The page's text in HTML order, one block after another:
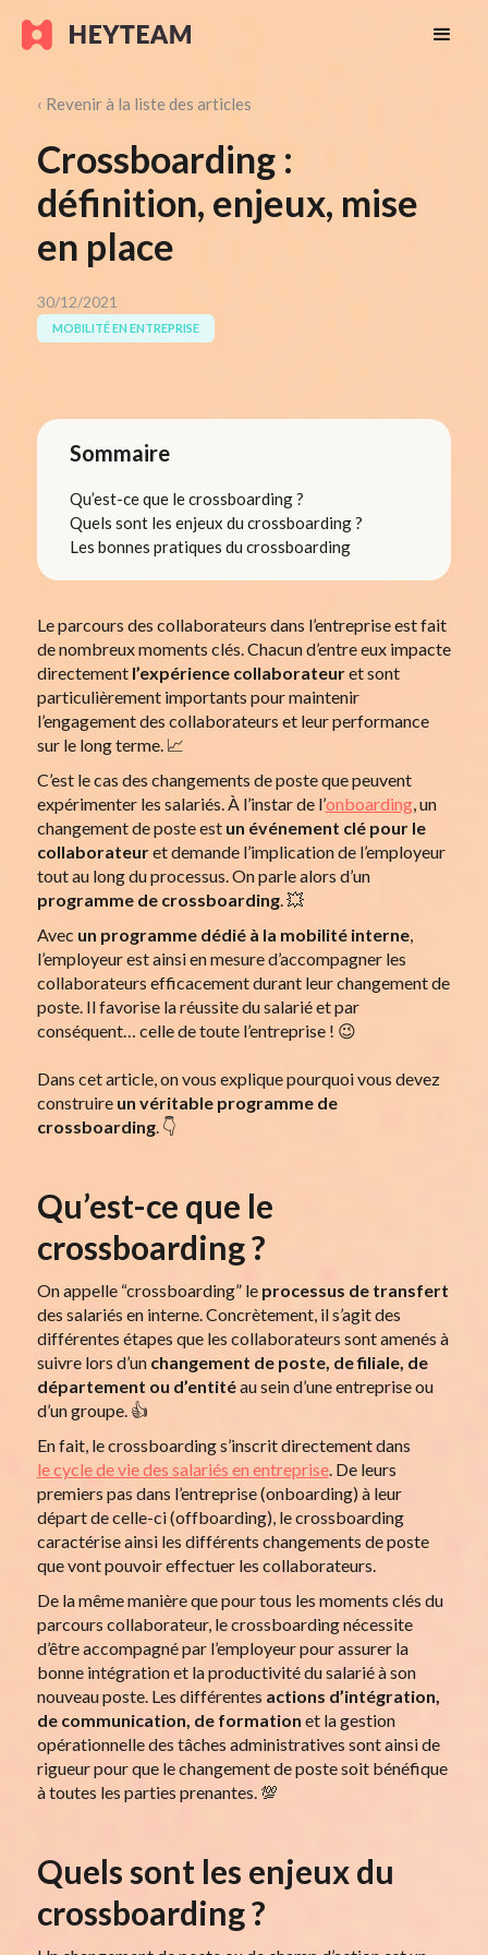
‹ Revenir à la liste des articles
Crossboarding :
définition, enjeux, mise
en place
30/12/2021
MOBILITÉ EN ENTREPRISE
Sommaire
Qu’est-ce que le crossboarding ?
Quels sont les enjeux du crossboarding ?
Les bonnes pratiques du crossboarding
Le parcours des collaborateurs dans l’entreprise est fait
de nombreux moments clés. Chacun d’entre eux impacte
directementl’expérience collaborateuret sont
particulièrement importants pour maintenir
l’engagement des collaborateurs et leur performance
sur le long terme. 📈
C’est le cas des changements de poste que peuvent
expérimenter les salariés. À l’instar de l’onboarding, un
changement de poste est un événement clé pour le
collaborateuret demande l’implication de l’employeur
tout au long du processus. On parle alors d’un
programme de crossboarding. 💥
Avec un programme dédié à la mobilité interne,
l’employeur est ainsi en mesure d’accompagner les
collaborateurs efficacement durant leur changement de
poste. Il favorise la réussite du salarié et par
conséquent… celle de toute l’entreprise ! 😉
Dans cet article, on vous explique pourquoi vous devez
construire un véritable programme de
crossboarding. 👇
Qu’est-ce que le
crossboarding ?
On appelle “crossboarding” le processus de transfert
des salariés en interne. Concrètement, il s’agit des
différentes étapes que les collaborateurs sont amenés à
suivre lors d’un changement de poste, de filiale, de
département ou d’entitéau sein d’une entreprise ou
d’un groupe. 👍
En fait, le crossboarding s’inscrit directement dans
le cycle de vie des salariés en entreprise. De leurs
premiers pas dans l’entreprise (onboarding) à leur
départ de celle-ci (offboarding), le crossboarding
caractérise ainsi les différents changements de poste
que vont pouvoir effectuer les collaborateurs.
De la même manière que pour tous les moments clés du
parcours collaborateur, le crossboarding nécessite
d’être accompagné par l’employeur pour assurer la
bonne intégration et la productivité du salarié à son
nouveau poste. Les différentes actions d’intégration,
de communication, de formation et la gestion
opérationnelle des tâches administratives sont ainsi de
rigueur pour que le changement de poste soit bénéfique
à toutes les parties prenantes. 💯
Quels sont les enjeux du
crossboarding ?